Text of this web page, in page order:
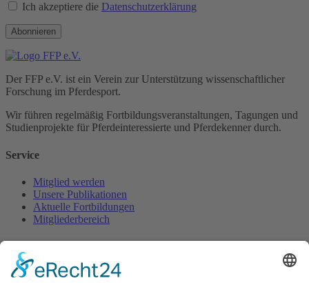
Ich akzeptiere die Datenschutzerklärung
Abonnieren
Der FFP e.V. ist ein Verein zur Unterstützung wissenschaftlicher
Forschung im Pferdesport.
Wir führen regelmäßig Fortbildungs­veranstaltungen, Tagungen und
Studienprojekte für Pferde­interessierte und Pferde­kenner durch.
Service
Mitglied werden
Unsere Publikationen
Aktuelle Fortbildungen
Mitgliederbereich
FFP e.V.